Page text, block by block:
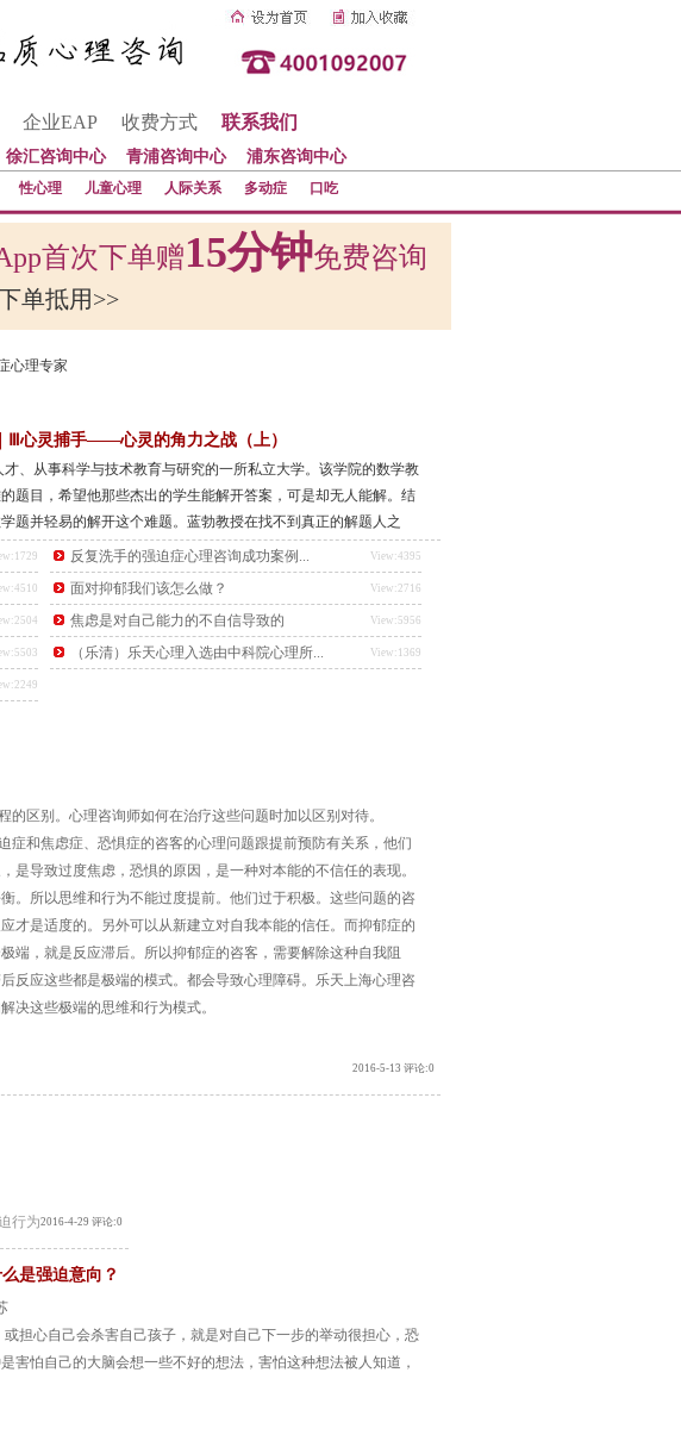
企业EAP 收费方式 联系我们
徐汇咨询中心 青浦咨询中心 浦东咨询中心
性心理 儿童心理 人际关系 多动症 口吃
首次下单赠15分钟免费咨询
单抵用>>
心理专家
Ⅲ心灵捕手——心灵的角力之战（上）
、从事科学与技术教育与研究的一所私立大学。该学院的数学教
题目，希望他那些杰出的学生能解开答案，可是却无人能解。结
题并轻易的解开这个难题。蓝勃教授在找不到真正的解题人之
View:4395
反复洗手的强迫症心理咨询成功案例...
View:2716
面对抑郁我们该怎么做？
View:5956
焦虑是对自己能力的不自信导致的
View:1369
（乐清）乐天心理入选由中科院心理所...
区别。心理咨询师如何在治疗这些问题时加以区别对待。
症和焦虑症、恐惧症的咨客的心理问题跟提前预防有关系，他们
是导致过度焦虑，恐惧的原因，是一种对本能的不信任的表现。
。所以思维和行为不能过度提前。他们过于积极。这些问题的咨
才是适度的。另外可以从新建立对自我本能的信任。而抑郁症的
端，就是反应滞后。所以抑郁症的咨客，需要解除这种自我阻
反应这些都是极端的模式。都会导致心理障碍。乐天上海心理咨
决这些极端的思维和行为模式。
2016-5-13 评论:0
2016-4-29 评论:0
行为
是强迫意向？
心自己会杀害自己孩子，就是对自己下一步的举动很担心，恐
害怕自己的大脑会想一些不好的想法，害怕这种想法被人知道，